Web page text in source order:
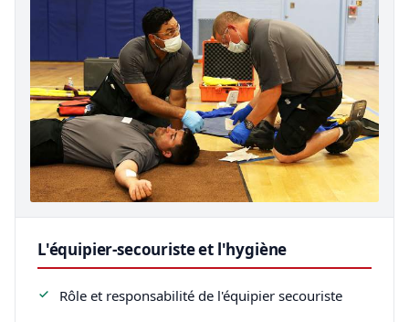
L'équipier-secouriste et l'hygiène
Rôle et responsabilité de l'équipier secouriste